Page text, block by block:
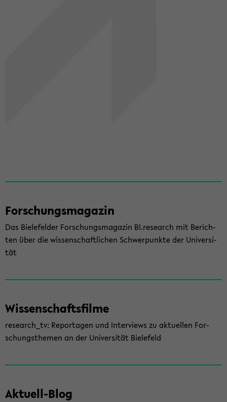
For­schungs­ma­ga­zin
Das Bie­le­fel­der For­schungs­ma­ga­zin BI.re­se­arch mit Be­rich­
ten über die wis­sen­schaft­li­chen Schwer­punk­te der Uni­ver­si­
tät
Wis­sen­schafts­fil­me
re­se­arch_tv: Re­por­ta­gen und In­ter­views zu ak­tu­el­len For­
schungs­the­men an der Uni­ver­si­tät Bie­le­feld
Aktuell-​Blog